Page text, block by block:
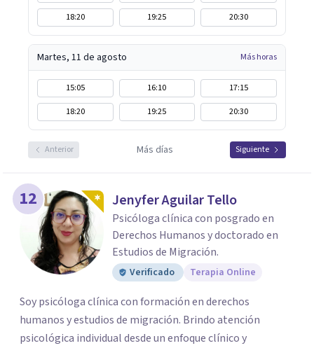
18:20
19:25 20:30
Martes, 11 de agosto Más horas
15:05 16:10
17:15
18:20
19:25 20:30
Anterior Más días Siguiente
12 Jenyfer Aguilar Tello
Psicóloga clínica con posgrado en
Derechos Humanos y doctorado en
Estudios de Migración.
Verificado Terapia Online
Soy psicóloga clínica con formación en derechos
humanos y estudios de migración. Brindo atención
psicológica individual desde un enfoque clínico y